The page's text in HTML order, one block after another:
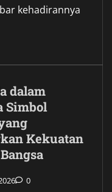
kehadirannya
dalam
Simbol
Kekuatan
0